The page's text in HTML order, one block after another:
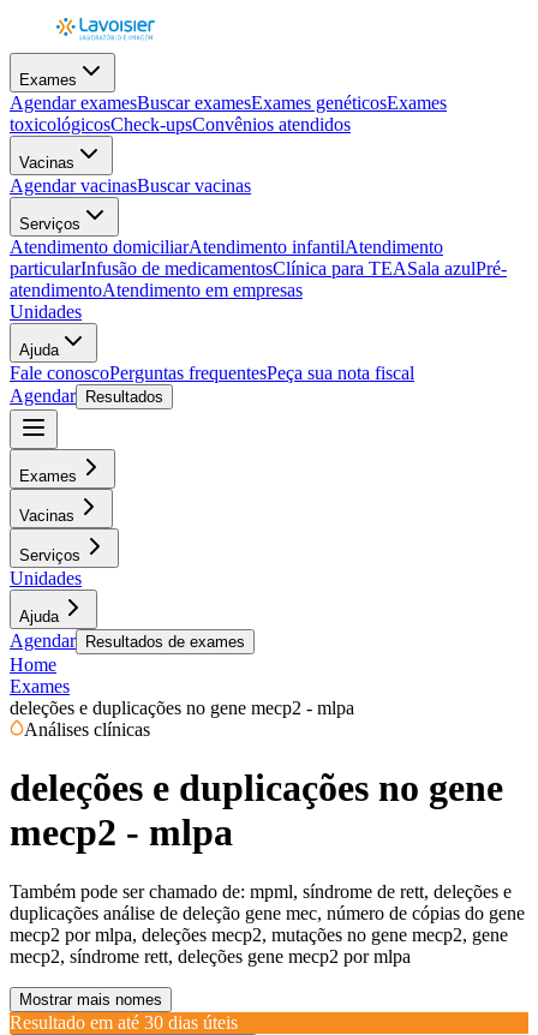
Exames
Agendar examesBuscar examesExames genéticosExames
toxicológicosCheck-upsConvênios atendidos
Vacinas
Agendar vacinasBuscar vacinas
Serviços
Atendimento domiciliarAtendimento infantilAtendimento
particularInfusão de medicamentosClínica para TEASala azulPré-
atendimentoAtendimento em empresas
Unidades
Ajuda
Fale conoscoPerguntas frequentesPeça sua nota fiscal
Agendar
Resultados
Exames
Vacinas
Serviços
Unidades
Ajuda
Agendar Resultados de exames
Home
Exames
deleções e duplicações no gene mecp2 - mlpa
Análises clínicas
deleções e duplicações no gene
mecp2 - mlpa
Também pode ser chamado de: mpml, síndrome de rett, deleções e
duplicações análise de deleção gene mec, número de cópias do gene
mecp2 por mlpa, deleções mecp2, mutações no gene mecp2, gene
mecp2, síndrome rett, deleções gene mecp2 por mlpa
Mostrar mais nomes
Resultado em até 30 dias úteis